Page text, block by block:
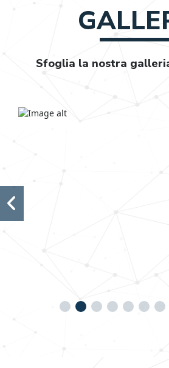
Sfoglia la nostra